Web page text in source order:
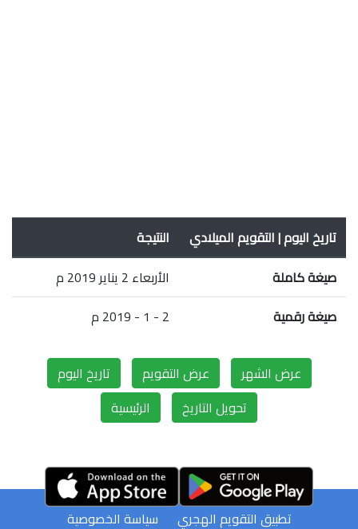
تاريخ اليوم | التقويم الميلادي
النتيجة
صيغة كاملة
الأربعاء 2 يناير 2019 م
صيغة رقمية
2 - 1 - 2019 م
عرض الشهر عرض التقويم
تاريخ اليوم
تحويل التاريخ
الرئيسية
سياسة الخصوصية تطبيق التقويم الهجري